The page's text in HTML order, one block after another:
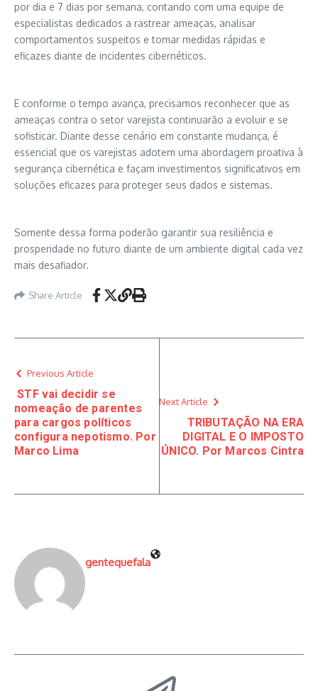
por dia e 7 dias por semana, contando com uma equipe de
especialistas dedicados a rastrear ameaças, analisar
comportamentos suspeitos e tomar medidas rápidas e
eficazes diante de incidentes cibernéticos.
E conforme o tempo avança, precisamos reconhecer que as
ameaças contra o setor varejista continuarão a evoluir e se
sofisticar. Diante desse cenário em constante mudança, é
essencial que os varejistas adotem uma abordagem proativa à
segurança cibernética e façam investimentos significativos em
soluções eficazes para proteger seus dados e sistemas.
Somente dessa forma poderão garantir sua resiliência e
prosperidade no futuro diante de um ambiente digital cada vez
mais desafiador.
Share Article
Previous Article
STF vai decidir se
nomeação de parentes
para cargos políticos
configura nepotismo. Por
Marco Lima
Next Article
TRIBUTAÇÃO NA ERA
DIGITAL E O IMPOSTO
ÚNICO. Por Marcos Cintra
gentequefala